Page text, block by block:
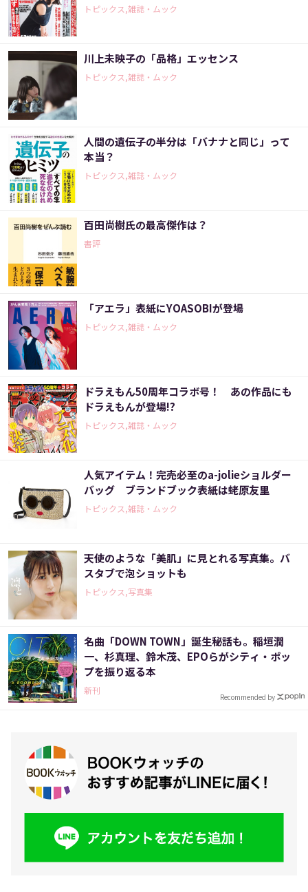
トピックス,雑誌・ムック
川上未映子の「品格」エッセンス
トピックス,雑誌・ムック
人間の遺伝子の半分は「バナナと同じ」って
本当？
トピックス,雑誌・ムック
百田尚樹氏の最高傑作は？
書評
「アエラ」表紙にYOASOBIが登場
トピックス,雑誌・ムック
ドラえもん50周年コラボ号！ あの作品にも
ドラえもんが登場!?
トピックス,雑誌・ムック
人気アイテム！完売必至のa-jolieショルダー
バッグ ブランドブック表紙は蛯原友里
トピックス,雑誌・ムック
天使のような「美肌」に見とれる写真集。バ
スタブで泡ショットも
トピックス,写真集
名曲「DOWN TOWN」誕生秘話も。稲垣潤
一、杉真理、鈴木茂、EPOらがシティ・ポッ
プを振り返る本
新刊
Recommended by